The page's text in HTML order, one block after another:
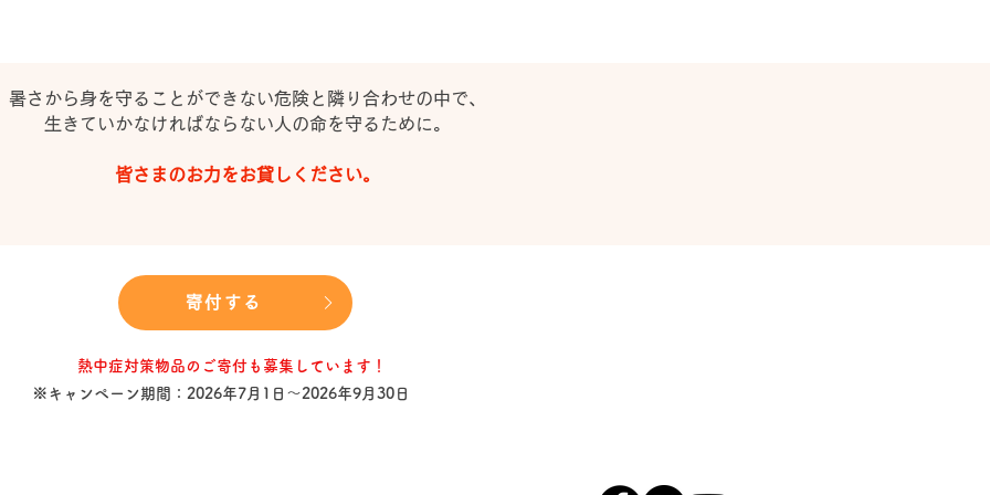
暑さから身を守ることができない危険と 隣り合わせの中で、
生きていかなければならない人の命を守るために。
皆さまのお力をお貸しください。
寄付する
​熱中症対策物品のご寄付も募集しています！
※キャンペーン期間：2026年7月1日～2026年9月30日